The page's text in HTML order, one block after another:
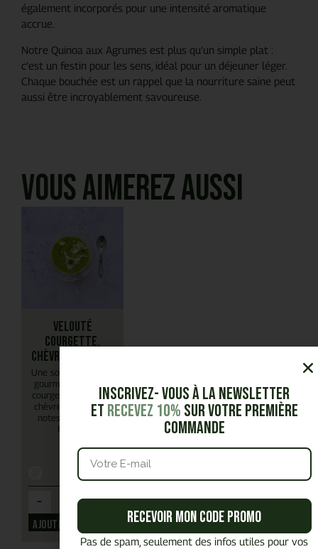
également incorporés pour une intensité aromatique
accrue.
Notre Quinoa aux Agrumes est plus qu’un simple plat :
c’est un festin pour les sens, idéal pour un déjeuner léger.
Chaque bouchée est un rappel que la nourriture saine peut
aussi être incroyablement savoureuse.
Vous aimerez aussi
Velouté
courgette,
chèvre & menthe
Une soupe légère et
gourmande mêlant
courgette fondante,
chèvre crémeux et
notes de menthe
fraîche.
5,25€
HT
- +
Ajouter
Inscrivez- vous à la Newsletter
et Recevez 10% sur votre première
commande
Recevoir mon code promo
Pas de spam, seulement des infos utiles pour vos